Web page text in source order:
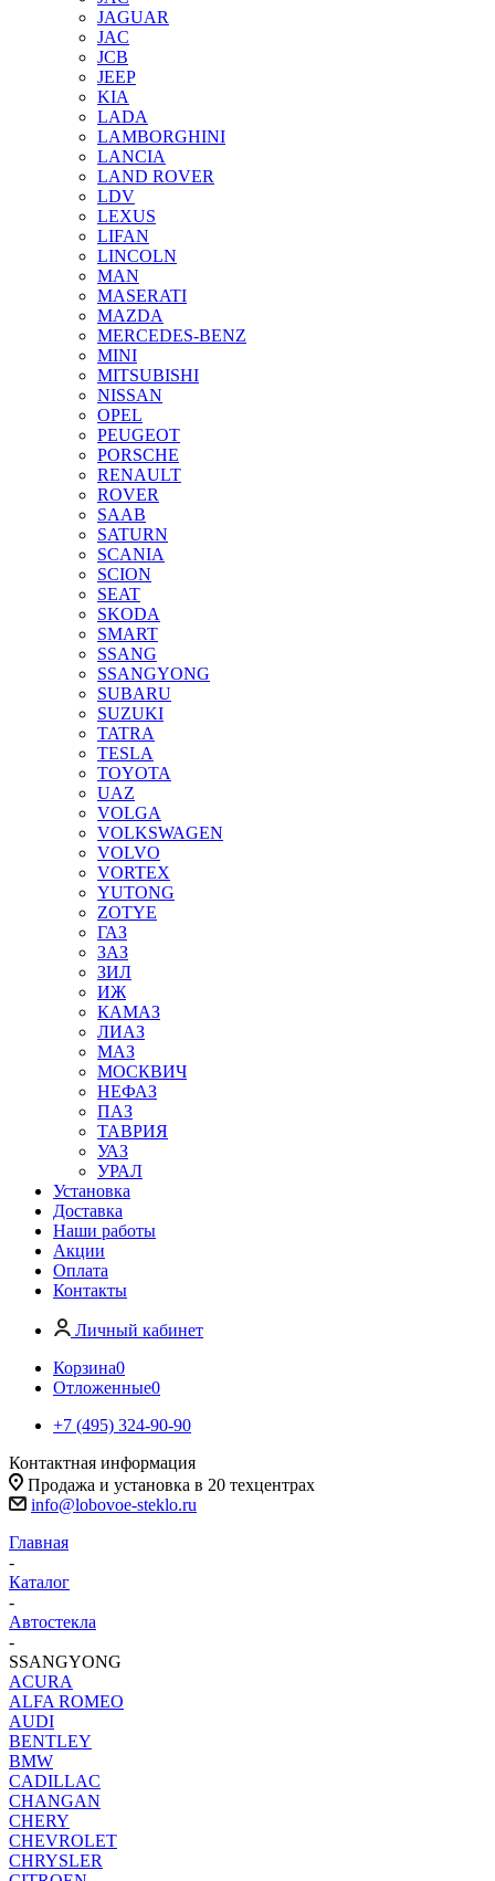
JAGUAR
JAС
JCB
JEEP
KIA
LADA
LAMBORGHINI
LANCIA
LAND ROVER
LDV
LEXUS
LIFAN
LINCOLN
MAN
MASERATI
MAZDA
MERCEDES-BENZ
MINI
MITSUBISHI
NISSAN
OPEL
PEUGEOT
PORSCHE
RENAULT
ROVER
SAAB
SATURN
SCANIA
SCION
SEAT
SKODA
SMART
SSANG
SSANGYONG
SUBARU
SUZUKI
TATRA
TESLA
TOYOTA
UAZ
VOLGA
VOLKSWAGEN
VOLVO
VORTEX
YUTONG
ZOTYE
ГАЗ
ЗАЗ
ЗИЛ
ИЖ
КАМАЗ
ЛИАЗ
МАЗ
МОСКВИЧ
НЕФАЗ
ПАЗ
ТАВРИЯ
УАЗ
УРАЛ
Установка
Доставка
Наши работы
Акции
Оплата
Контакты
Личный кабинет
Корзина0
Отложенные0
+7 (495) 324-90-90
Контактная информация
Продажа и установка в 20 техцентрах
info@lobovoe-steklo.ru
Главная
-
Каталог
-
Автостекла
-
SSANGYONG
ACURA
ALFA ROMEO
AUDI
BENTLEY
BMW
CADILLAC
CHANGAN
CHERY
CHEVROLET
CHRYSLER